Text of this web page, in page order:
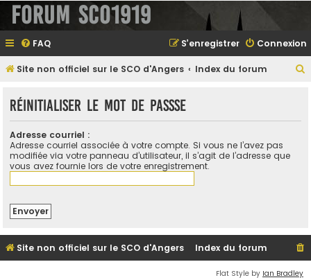
Forum SCO1919
FAQ Connexion
S’enregistrer
Site non officiel sur le SCO d'Angers Index du forum
Réinitialiser le mot de passse
Adresse courriel :
Adresse courriel associée à votre compte. Si vous ne l’avez pas
modifiée via votre panneau d’utilisateur, il s’agit de l’adresse que
vous avez fournie lors de votre enregistrement.
Site non officiel sur le SCO d'Angers Index du forum
Flat Style by Ian Bradley